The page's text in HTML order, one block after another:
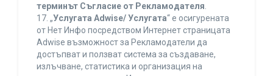
терминът Съгласие от Рекламодателя.
17. „Услугата Adwise/ Услугата“ е осигурената
от Нет Инфо посредством Интернет страницата
Adwise възможност за Рекламодатели да
достъпват и ползват система за създаване,
излъчване, статистика и организация на